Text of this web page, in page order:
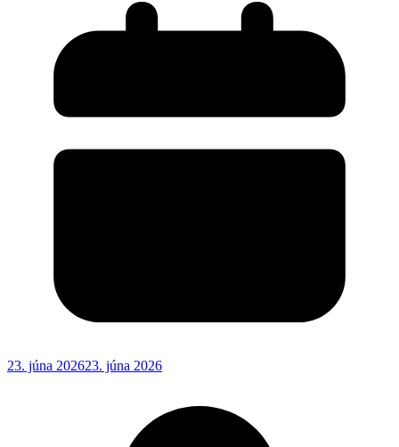
23. júna 202623. júna 2026